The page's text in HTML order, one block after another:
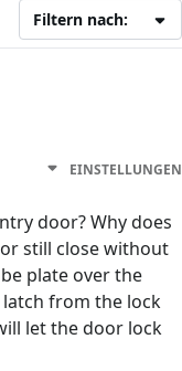
Filtern nach:
EINSTELLUNGEN
door? Why does
still close without
plate over the
from the lock
let the door lock